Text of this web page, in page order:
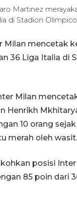
Martinez
di Stadion
Milan mencetak
36 Liga Italia di
Milan
Henrikh
10 orang
merah oleh wasit.
posisi
85 poin dari